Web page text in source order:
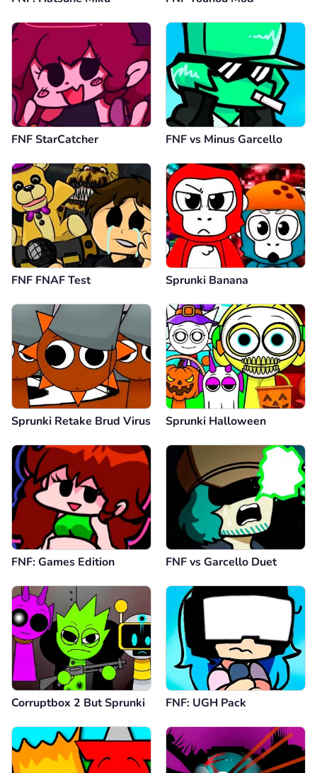
FNF StarCatcher FNF vs Minus Garcello
FNF FNAF Test Sprunki Banana
Sprunki Retake Brud Virus Sprunki Halloween
FNF: Games Edition FNF vs Garcello Duet
Corruptbox 2 But Sprunki FNF: UGH Pack